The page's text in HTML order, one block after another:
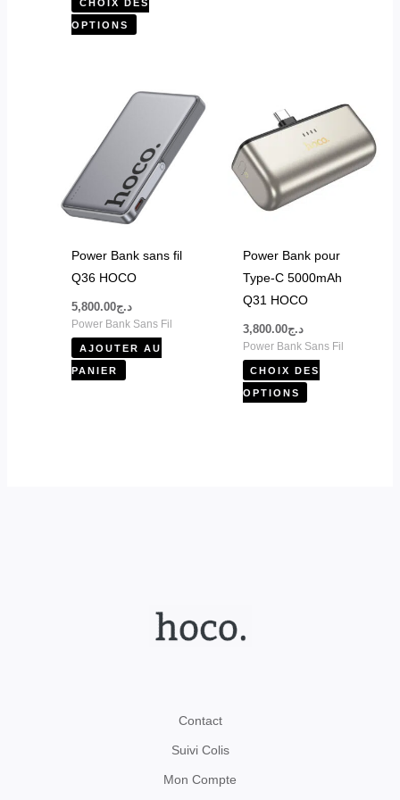
OPTIONS
produit
Power Bank sans fil
Q36 HOCO
د.ج5,800.00
Power Bank Sans Fil
AJOUTER AU
PANIER
Power Bank pour
Type-C 5000mAh
Q31 HOCO
د.ج3,800.00
Power Bank Sans Fil
CHOIX DES
OPTIONS
produit
a
plusieurs
variations.
page
du
produit
Contact
Suivi Colis
Mon Compte